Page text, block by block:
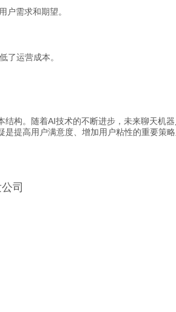
户需求和期望。
了运营成本。
构。随着AI技术的不断进步，未来聊天机
提高用户满意度、增加用户粘性的重要策
司